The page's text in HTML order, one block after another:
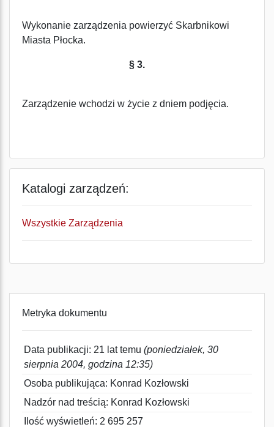
Wykonanie zarządzenia powierzyć Skarbnikowi
Miasta Płocka.
§ 3.
Zarządzenie wchodzi w życie z dniem podjęcia.
Katalogi zarządzeń:
Wszystkie Zarządzenia
Metryka dokumentu
Data publikacji: 21 lat temu (poniedziałek, 30
sierpnia 2004, godzina 12:35)
Osoba publikująca: Konrad Kozłowski
Nadzór nad treścią: Konrad Kozłowski
Ilość wyświetleń: 2 695 257